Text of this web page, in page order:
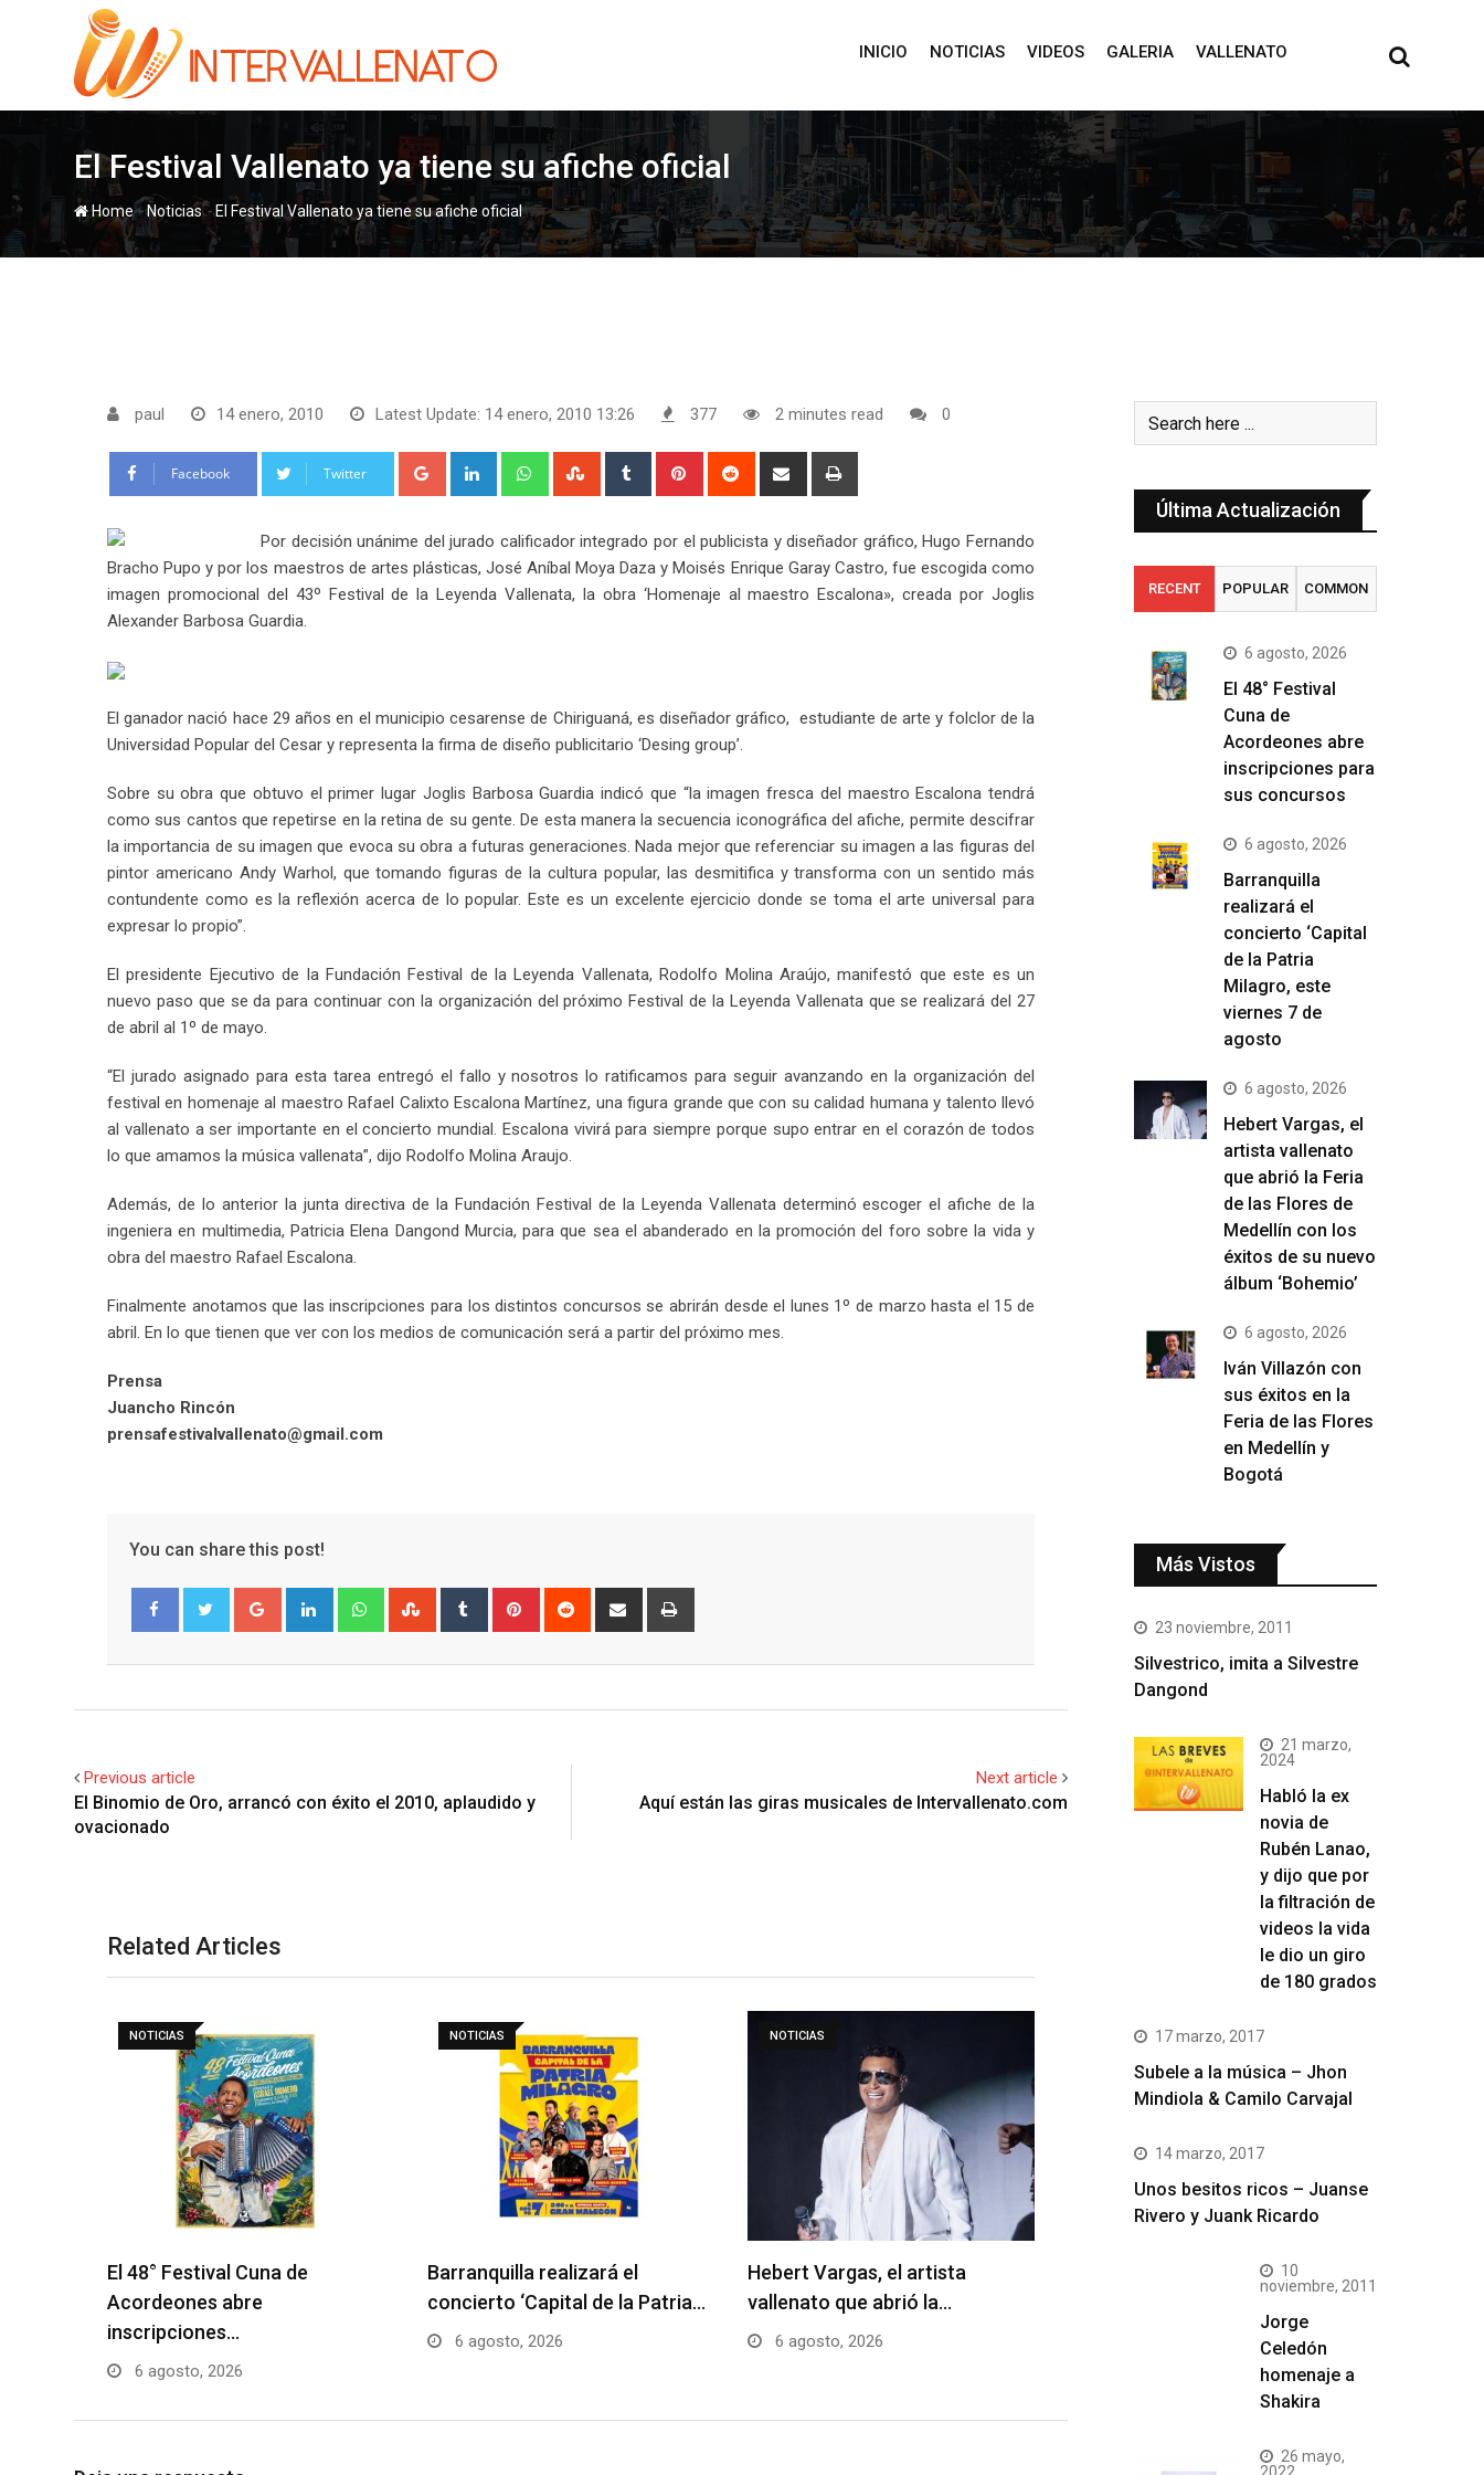
INICIO NOTICIAS VIDEOS GALERIA VALLENATO
El Festival Vallenato ya tiene su afiche oficial
Home-Noticias-El Festival Vallenato ya tiene su afiche oficial
paul 14 enero, 2010 Latest Update: 14 enero, 2010 13:26 377 2 minutes read 0
Facebook Twitter Google+ LinkedIn WhatsappStumbleUpon
Tumblr Pinterest Reddit
Share
Por decisión unánime del jurado calificador integrado por el publicista y diseñador gráfico, Hugo Fernando
Bracho Pupo y por los maestros de artes plásticas, José Aníbal Moya Daza y Moisés Enrique Garay Castro, fue escogida como
imagen promocional del 43º Festival de la Leyenda Vallenata, la obra ‘Homenaje al maestro Escalona», creada por Joglis
Alexander Barbosa Guardia.
El ganador nació hace 29 años en el municipio cesarense de Chiriguaná, es diseñador gráfico, estudiante de arte y folclor de la
Universidad Popular del Cesar y representa la firma de diseño publicitario ‘Desing group’.
Sobre su obra que obtuvo el primer lugar Joglis Barbosa Guardia indicó que “la imagen fresca del maestro Escalona tendrá
como sus cantos que repetirse en la retina de su gente. De esta manera la secuencia iconográfica del afiche, permite descifrar
la importancia de su imagen que evoca su obra a futuras generaciones. Nada mejor que referenciar su imagen a las figuras del
pintor americano Andy Warhol, que tomando figuras de la cultura popular, las desmitifica y transforma con un sentido más
contundente como es la reflexión acerca de lo popular. Este es un excelente ejercicio donde se toma el arte universal para
expresar lo propio”.
El presidente Ejecutivo de la Fundación Festival de la Leyenda Vallenata, Rodolfo Molina Araújo, manifestó que este es un
nuevo paso que se da para continuar con la organización del próximo Festival de la Leyenda Vallenata que se realizará del 27
de abril al 1º de mayo.
“El jurado asignado para esta tarea entregó el fallo y nosotros lo ratificamos para seguir avanzando en la organización del
festival en homenaje al maestro Rafael Calixto Escalona Martínez, una figura grande que con su calidad humana y talento llevó
al vallenato a ser importante en el concierto mundial. Escalona vivirá para siempre porque supo entrar en el corazón de todos
lo que amamos la música vallenata”, dijo Rodolfo Molina Araujo.
Además, de lo anterior la junta directiva de la Fundación Festival de la Leyenda Vallenata determinó escoger el afiche de la
ingeniera en multimedia, Patricia Elena Dangond Murcia, para que sea el abanderado en la promoción del foro sobre la vida y
obra del maestro Rafael Escalona.
Finalmente anotamos que las inscripciones para los distintos concursos se abrirán desde el lunes 1º de marzo hasta el 15 de
abril. En lo que tienen que ver con los medios de comunicación será a partir del próximo mes.
Prensa
Juancho Rincón
prensafestivalvallenato@gmail.com
You can share this post!
Google+ LinkedIn WhatsappStumbleUpon
Tumblr Pinterest Reddit
Share
Previous article
El Binomio de Oro, arrancó con éxito el 2010, aplaudido y
ovacionado
Next article
Aquí están las giras musicales de Intervallenato.com
Related Articles
NOTICIAS
El 48° Festival Cuna de
Acordeones abre
inscripciones…
6 agosto, 2026
NOTICIAS
Barranquilla realizará el
concierto ‘Capital de la Patria…
6 agosto, 2026
NOTICIAS
Hebert Vargas, el artista
vallenato que abrió la…
6 agosto, 2026
Última Actualización
RECENT POPULAR COMMON
6 agosto, 2026
El 48° Festival
Cuna de
Acordeones abre
inscripciones para
sus concursos
6 agosto, 2026
Barranquilla
realizará el
concierto ‘Capital
de la Patria
Milagro, este
viernes 7 de
agosto
6 agosto, 2026
Hebert Vargas, el
artista vallenato
que abrió la Feria
de las Flores de
Medellín con los
éxitos de su nuevo
álbum ‘Bohemio’
6 agosto, 2026
Iván Villazón con
sus éxitos en la
Feria de las Flores
en Medellín y
Bogotá
Más Vistos
23 noviembre, 2011
Silvestrico, imita a Silvestre
Dangond
21 marzo,
2024
Habló la ex
novia de
Rubén Lanao,
y dijo que por
la filtración de
videos la vida
le dio un giro
de 180 grados
17 marzo, 2017
Subele a la música – Jhon
Mindiola & Camilo Carvajal
14 marzo, 2017
Unos besitos ricos – Juanse
Rivero y Juank Ricardo
10
noviembre, 2011
Jorge
Celedón
homenaje a
Shakira
26 mayo,